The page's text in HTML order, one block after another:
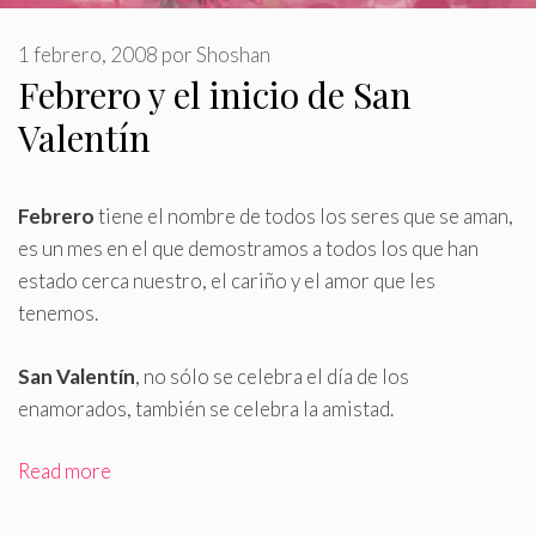
Febrero y el inicio de San
Valentín
1 febrero, 2008 porShoshan
Febrerotiene el nombre de todos los seres que se aman,
es un mes en el que demostramos a todos los que han
estado cerca nuestro, el cariño y el amor que les
tenemos.
San Valentín, no sólo se celebra el día de los
enamorados, también se celebra la amistad.
Read more